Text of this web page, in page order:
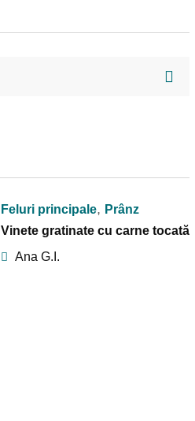
Feluri principale, Prânz
Vinete gratinate cu carne tocată
Ana G.I.